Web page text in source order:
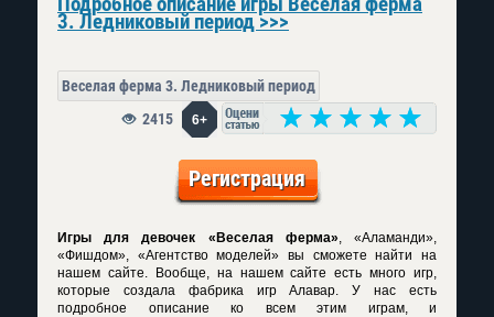
3. Ледниковый период >>>
Веселая ферма 3. Ледниковый период
6+
2415
Регистрация
Игры для девочек «Веселая ферма», «Аламанди»,
«Фишдом», «Агентство моделей» вы сможете найти на
нашем сайте. Вообще, на нашем сайте есть много игр,
которые создала фабрика игр Алавар. У нас есть
подробное описание ко всем этим играм, и